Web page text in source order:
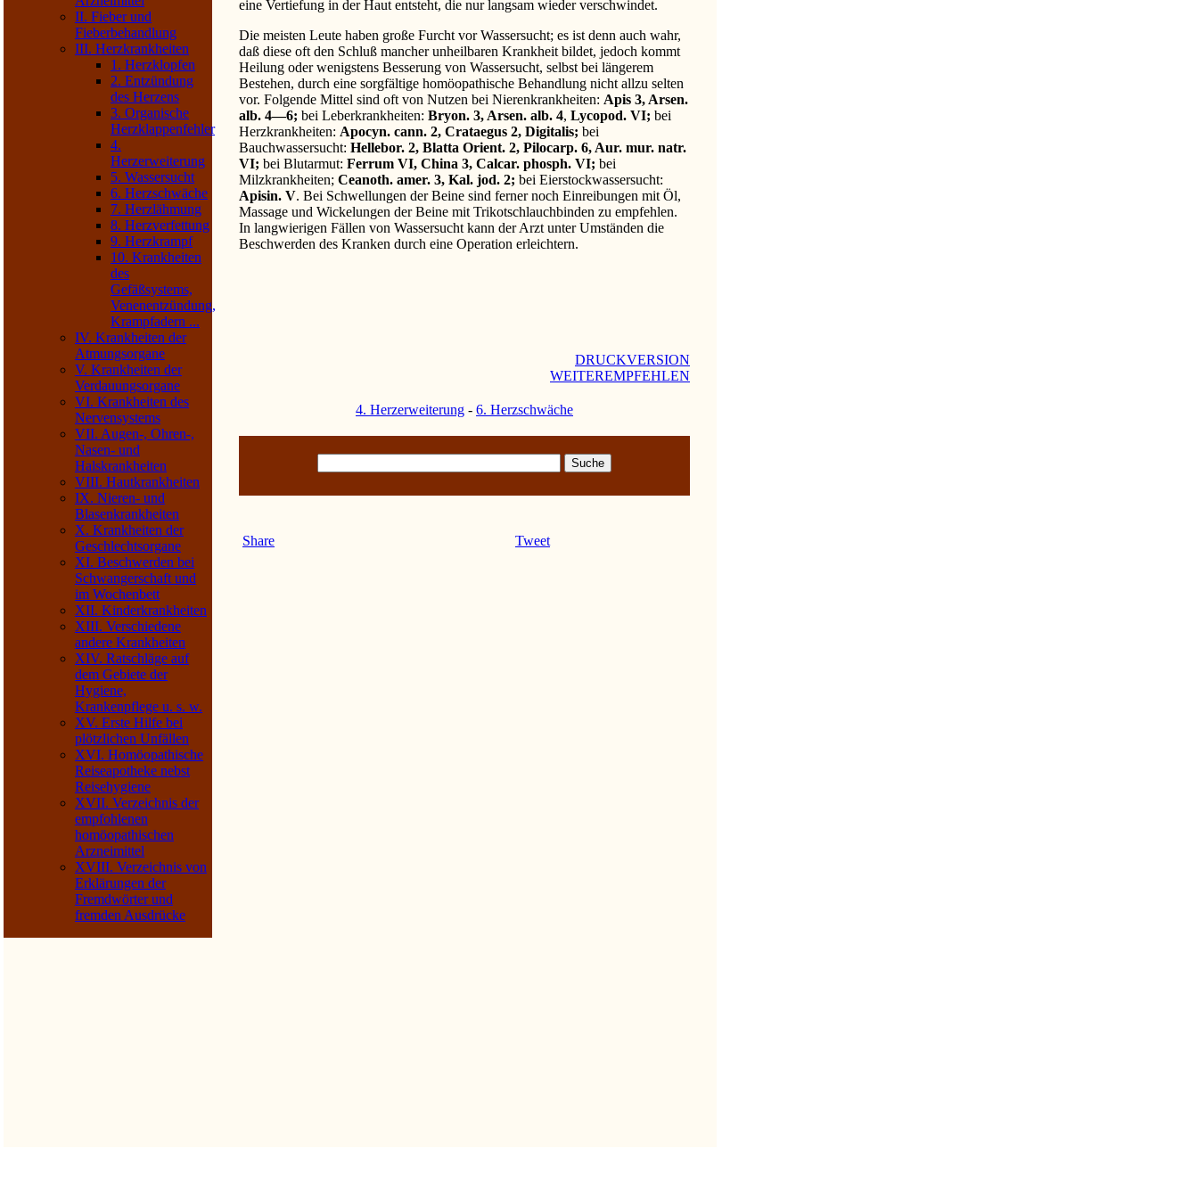
II. Fieber und
Fieberbehandlung
III. Herzkrankheiten
1. Herzklopfen
2. Entzündung
des Herzens
3. Organische
Herzklappenfehler
4.
Herzerweiterung
5. Wassersucht
6. Herzschwäche
7. Herzlähmung
8. Herzverfettung
9. Herzkrampf
10. Krankheiten
des
Gefäßsystems,
Venenentzündung,
Krampfadern ...
IV. Krankheiten der
Atmungsorgane
V. Krankheiten der
Verdauungsorgane
VI. Krankheiten des
Nervensystems
VII. Augen-, Ohren-,
Nasen- und
Halskrankheiten
VIII. Hautkrankheiten
IX. Nieren- und
Blasenkrankheiten
X. Krankheiten der
Geschlechtsorgane
XI. Beschwerden bei
Schwangerschaft und
im Wochenbett
XII. Kinderkrankheiten
XIII. Verschiedene
andere Krankheiten
XIV. Ratschläge auf
dem Gebiete der
Hygiene,
Krankenpflege u. s. w.
XV. Erste Hilfe bei
plötzlichen Unfällen
XVI. Homöopathische
Reiseapotheke nebst
Reisehygiene
XVII. Verzeichnis der
empfohlenen
homöopathischen
Arzneimittel
XVIII. Verzeichnis von
Erklärungen der
Fremdwörter und
fremden Ausdrücke
eine Vertiefung in der Haut entsteht, die nur langsam wieder verschwindet.
Die meisten Leute haben große Furcht vor Wassersucht; es ist denn auch wahr,
daß diese oft den Schluß mancher unheilbaren Krankheit bildet, jedoch kommt
Heilung oder wenigstens Besserung von Wassersucht, selbst bei längerem
Bestehen, durch eine sorgfältige homöopathische Behandlung nicht allzu selten
vor. Folgende Mittel sind oft von Nutzen bei Nierenkrankheiten: Apis 3, Arsen.
alb. 4—6; bei Leberkrankheiten: Bryon. 3, Arsen. alb. 4, Lycopod. VI; bei
Herzkrankheiten: Apocyn. cann. 2, Crataegus 2, Digitalis; bei
Bauchwassersucht: Hellebor. 2, Blatta Orient. 2, Pilocarp. 6, Aur. mur. natr.
VI; bei Blutarmut: Ferrum VI, China 3, Calcar. phosph. VI; bei
Milzkrankheiten; Ceanoth. amer. 3, Kal. jod. 2; bei Eierstockwassersucht:
Apisin. V. Bei Schwellungen der Beine sind ferner noch Einreibungen mit Öl,
Massage und Wickelungen der Beine mit Trikotschlauchbinden zu empfehlen.
In langwierigen Fällen von Wassersucht kann der Arzt unter Umständen die
Beschwerden des Kranken durch eine Operation erleichtern.
DRUCKVERSION
WEITEREMPFEHLEN
4. Herzerweiterung - 6. Herzschwäche
Share Tweet